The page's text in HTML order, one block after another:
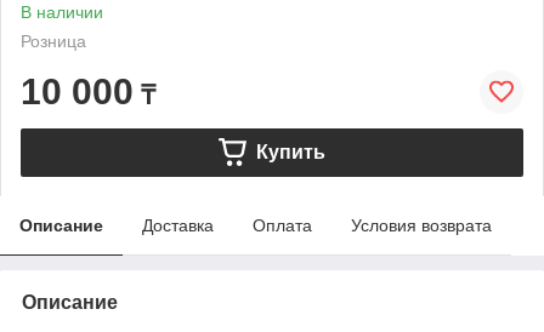
В наличии
Розница
10 000 ₸
Купить
Описание Доставка Оплата Условия возврата
Описание